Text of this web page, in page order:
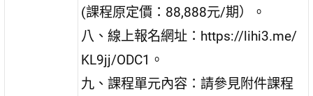
(課程原定價：88,888元/期）。
八、線上報名網址：https://lihi3.me/
KL9jj/ODC1。
九、課程單元內容：請參見附件課程